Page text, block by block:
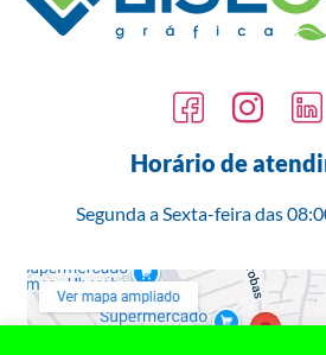
Horário de
Segunda a Sexta-feira das